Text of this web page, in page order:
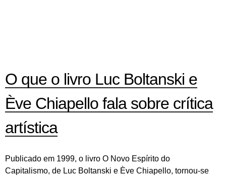
O que o livro Luc Boltanski e
Ève Chiapello fala sobre crítica
artística
Publicado em 1999, o livro O Novo Espírito do
Capitalismo, de Luc Boltanski e Ève Chiapello, tornou-se